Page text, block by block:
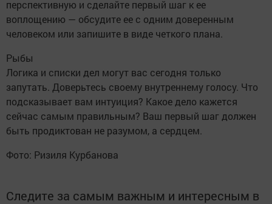
перспективную и сделайте первый шаг к ее
воплощению — обсудите ее с одним доверенным
человеком или запишите в виде четкого плана.
Рыбы
Логика и списки дел могут вас сегодня только
запутать. Доверьтесь своему внутреннему голосу. Что
подсказывает вам интуиция? Какое дело кажется
сейчас самым правильным? Ваш первый шаг должен
быть продиктован не разумом, а сердцем.
Фото: Ризиля Курбанова
Следите за самым важным и интересным в